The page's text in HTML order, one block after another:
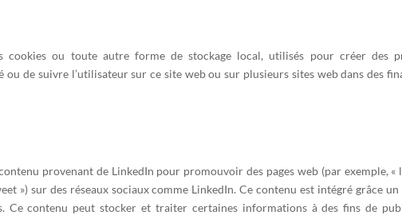
cookies ou toute autre forme de stockage local, utilisés pour créer des
ou de suivre l’utilisateur sur ce site web ou sur plusieurs sites web dans des
provenant de LinkedIn pour promouvoir des pages web (par exemple, «
») sur des réseaux sociaux comme LinkedIn. Ce contenu est intégré grâce un
Ce contenu peut stocker et traiter certaines informations à des fins de